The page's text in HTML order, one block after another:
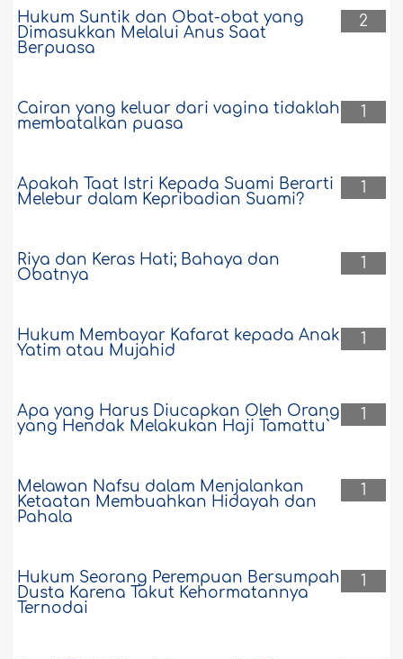
2
Hukum Suntik dan Obat-obat yang
Dimasukkan Melalui Anus Saat
Berpuasa
1
Cairan yang keluar dari vagina tidaklah
membatalkan puasa
1
Apakah Taat Istri Kepada Suami Berarti
Melebur dalam Kepribadian Suami?
1
Riya dan Keras Hati; Bahaya dan
Obatnya
1
Hukum Membayar Kafarat kepada Anak
Yatim atau Mujahid
1
Apa yang Harus Diucapkan Oleh Orang
yang Hendak Melakukan Haji Tamattu`
1
Melawan Nafsu dalam Menjalankan
Ketaatan Membuahkan Hidayah dan
Pahala
1
Hukum Seorang Perempuan Bersumpah
Dusta Karena Takut Kehormatannya
Ternodai